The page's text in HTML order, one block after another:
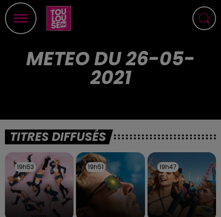
METEO DU 26-05-
2021
TITRES DIFFUSÉS
19h53
19h53 19h51
19h51 19h47
19h47